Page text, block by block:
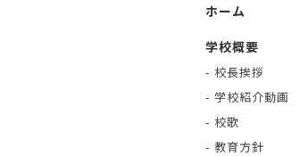
ホーム
学校概要
- 校長挨拶
- 学校紹介動画
- 校歌
- 教育方針